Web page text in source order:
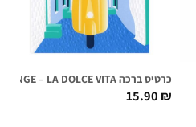
כרטיס ברכה FIRST CLASS LOUNGE – LA DOLCE VITA
15.90₪